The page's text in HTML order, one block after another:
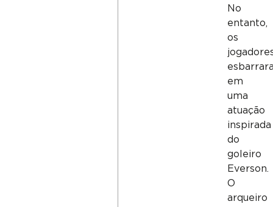
No
entanto,
os
em
uma
atuação
inspirada
do
goleiro
Everson.
O
arqueiro